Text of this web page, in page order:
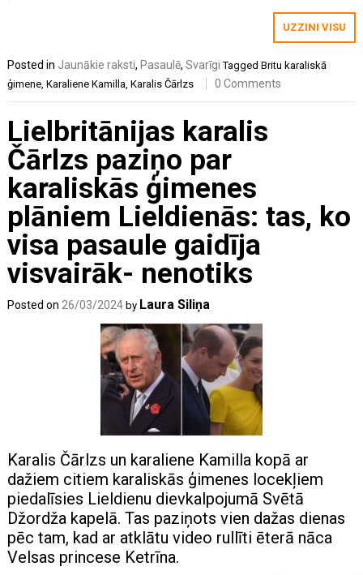
UZZINI VISU
Posted in Jaunākie raksti,Pasaulē,Svarīgi TaggedBritu karaliskā
ģimene ,Karaliene Kamilla ,Karalis Čārlzs 0 Comments
Lielbritānijas karalis
Čārlzs paziņo par
karaliskās ģimenes
plāniem Lieldienās: tas, ko
visa pasaule gaidīja
visvairāk- nenotiks
Posted on 26/03/2024 by Laura Siliņa
Karalis Čārlzs un karaliene Kamilla kopā ar
dažiem citiem karaliskās ģimenes locekļiem
piedalīsies Lieldienu dievkalpojumā Svētā
Džordža kapelā. Tas paziņots vien dažas dienas
pēc tam, kad ar atklātu video rullīti ēterā nāca
Velsas princese Ketrīna.